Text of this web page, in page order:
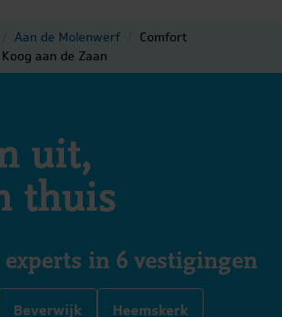
Aan de Molenwerf
Comfort
aan de Zaan
uit,
thuis
in 6 vestigingen
Beverwijk Heemskerk